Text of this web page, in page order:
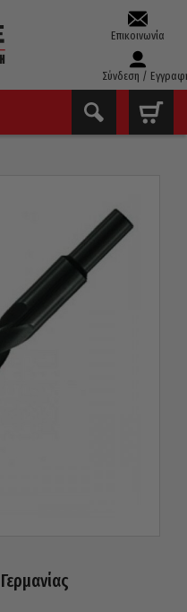
Επικοινωνία
Σύνδεση /
ΤΟΡΝΙΡΙΣΜΈΝΟ 14MM